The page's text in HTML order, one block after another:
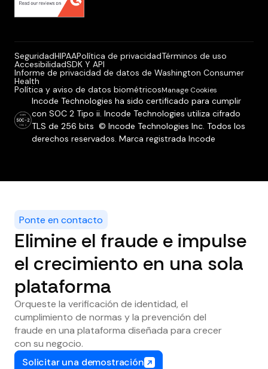
SeguridadHIPAAPolítica de privacidadTérminos de uso
AccesibilidadSDK Y API
Informe de privacidad de datos de Washington Consumer
Health
Política y aviso de datos biométricosManage Cookies
Incode Technologies ha sido certificado para cumplir
con SOC 2 Tipo ii. Incode Technologies utiliza cifrado
TLS de 256 bits © Incode Technologies Inc. Todos los
derechos reservados. Marca registrada Incode
Ponte en contacto
Elimine el fraude e impulse
el crecimiento en una sola
plataforma
Orqueste la verificación de identidad, el
cumplimiento de normas y la prevención del
fraude en una plataforma diseñada para crecer
con su negocio.
Solicitar una demostración